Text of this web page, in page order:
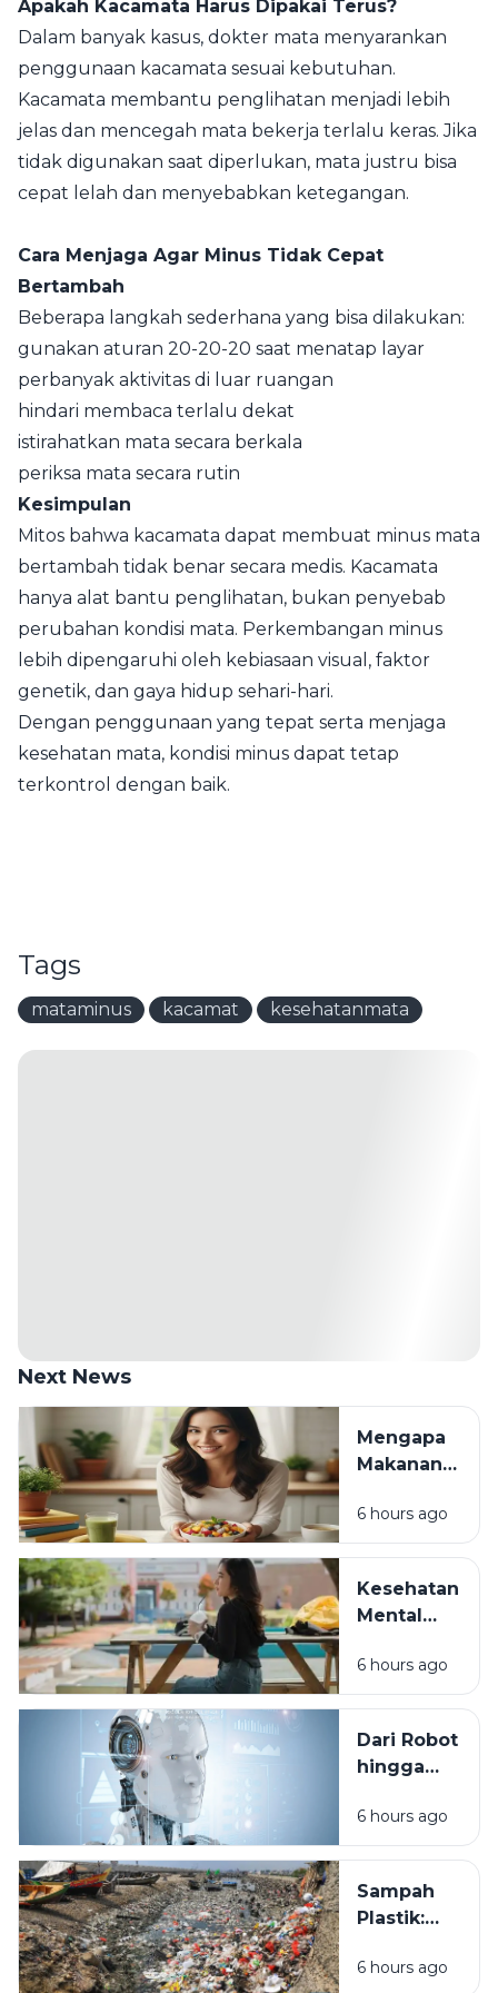
Apakah Kacamata Harus Dipakai Terus?
Dalam banyak kasus, dokter mata menyarankan
penggunaan kacamata sesuai kebutuhan.
Kacamata membantu penglihatan menjadi lebih
jelas dan mencegah mata bekerja terlalu keras. Jika
tidak digunakan saat diperlukan, mata justru bisa
cepat lelah dan menyebabkan ketegangan.
Cara Menjaga Agar Minus Tidak Cepat
Bertambah
Beberapa langkah sederhana yang bisa dilakukan:
gunakan aturan 20-20-20 saat menatap layar
perbanyak aktivitas di luar ruangan
hindari membaca terlalu dekat
istirahatkan mata secara berkala
periksa mata secara rutin
Kesimpulan
Mitos bahwa kacamata dapat membuat minus mata
bertambah tidak benar secara medis. Kacamata
hanya alat bantu penglihatan, bukan penyebab
perubahan kondisi mata. Perkembangan minus
lebih dipengaruhi oleh kebiasaan visual, faktor
genetik, dan gaya hidup sehari-hari.
Dengan penggunaan yang tepat serta menjaga
kesehatan mata, kondisi minus dapat tetap
terkontrol dengan baik.
Tags
mataminus kacamat kesehatanmata
Next News
Mengapa
Makanan
Membuat
Hati Lebih
Sains di
Balik
Rasa
6 hours ago
Kesehatan
Mental
Muda:
Masalah
Sering
Diabaikan
Modern
6 hours ago
Dari Robot
hingga
Revolusi
Teknologi
Mengubah
Cara
Bekerja
6 hours ago
Sampah
Plastik:
Sehari-hari
6 hours ago